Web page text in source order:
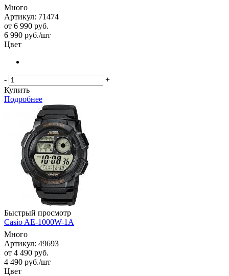
Много
Артикул: 71474
от 6 990 руб.
6 990 руб./шт
Цвет
-
+
Купить
Подробнее
Быстрый просмотр
Casio AE-1000W-1A
Много
Артикул: 49693
от 4 490 руб.
4 490 руб./шт
Цвет